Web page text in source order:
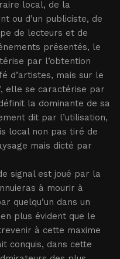
local, de la
ou d’un publiciste, de
de lecteurs et de
présentés, le
par l’obtention
d’artistes, mais sur le
, elle se caractérise par
la dominante de sa
dit par l’utilisation,
local non pas tiré de
mais dicté par
signal est joué par la
à mourir à
quelqu’un dans un
plus évident que le
à cette maxime
conquis, dans cette